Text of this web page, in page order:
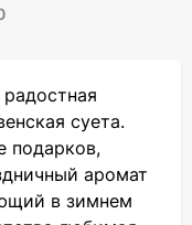
суета.
подарков,
аромат
в зимнем